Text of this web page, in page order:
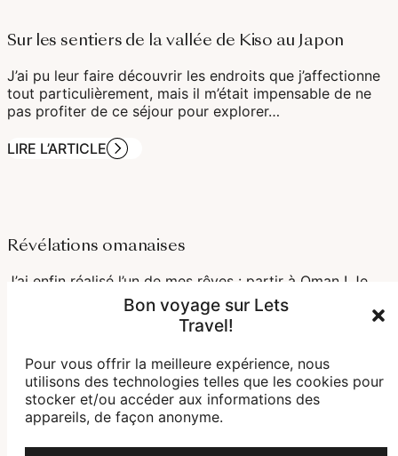
Bon voyage sur Lets
Travel!
Pour vous offrir la meilleure expérience, nous
utilisons des technologies telles que les cookies pour
stocker et/ou accéder aux informations des
appareils, de façon anonyme.
Sur les sentiers de la vallée de Kiso au Japon
J’ai pu leur faire découvrir les endroits que j’affectionne
tout particulièrement, mais il m’était impensable de ne
pas profiter de ce séjour pour explorer…
LIRE L’ARTICLE
Révélations omanaises
J’ai enfin réalisé l’un de mes rêves : partir à Oman ! Je
savais que cette destination allait me plaire. Le savoir
est une chose, mais le vivre a même dépassé…
Voyages et vins à travers le monde